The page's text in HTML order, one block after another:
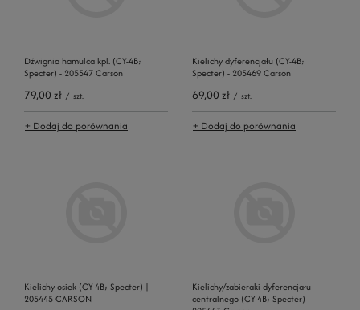
Dźwignia hamulca kpl. (CY-4B;
Specter) - 205547 Carson
79,00 zł / szt.
+ Dodaj do porównania
Kielichy dyferencjału (CY-4B;
Specter) - 205469 Carson
69,00 zł / szt.
+ Dodaj do porównania
Kielichy osiek (CY-4B; Specter) |
205445 CARSON
Kielichy/zabieraki dyferencjału
centralnego (CY-4B; Specter) -